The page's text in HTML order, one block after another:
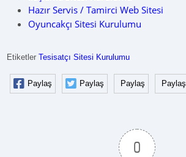
Hazır Servis / Tamirci Web Sitesi
Oyuncakçı Sitesi Kurulumu
EtiketlerTesisatçı Sitesi Kurulumu
Paylaş Paylaş Paylaş Paylaş
0